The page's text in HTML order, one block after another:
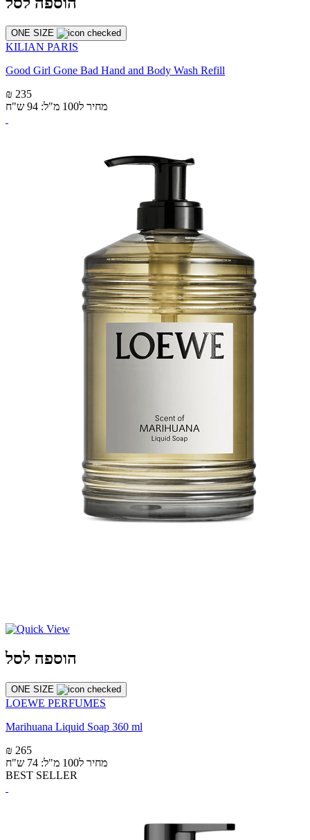
ONE SIZE
KILIAN PARIS
Good Girl Gone Bad Hand and Body Wash Refill
₪ 235
מחיר ל100 מ"ל: 94 ש"ח
הוספה לסל
ONE SIZE
LOEWE PERFUMES
Marihuana Liquid Soap 360 ml
₪ 265
מחיר ל100 מ"ל: 74 ש"ח
BEST SELLER